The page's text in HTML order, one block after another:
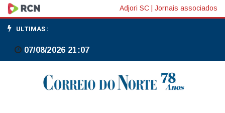
Números
da
inflação
foram
surpreendentes,
Adjori SC Jornais associados
ULTIMAS :
07/08/2026 21:07